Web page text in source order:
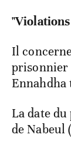
Il
prisonnier
Ennahdha
La date
de Nabeul